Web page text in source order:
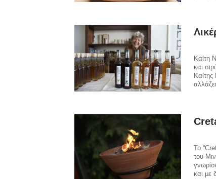
Καίτη
και
Το
του
και με